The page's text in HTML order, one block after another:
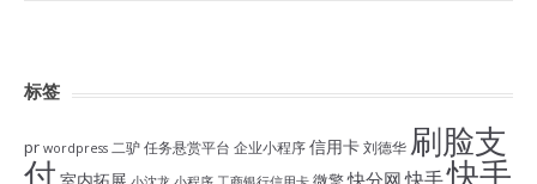
标签
pr wordpress 二驴任务悬赏平台 企业小程序信用卡刘德华 刷脸支
付 快分网 快手